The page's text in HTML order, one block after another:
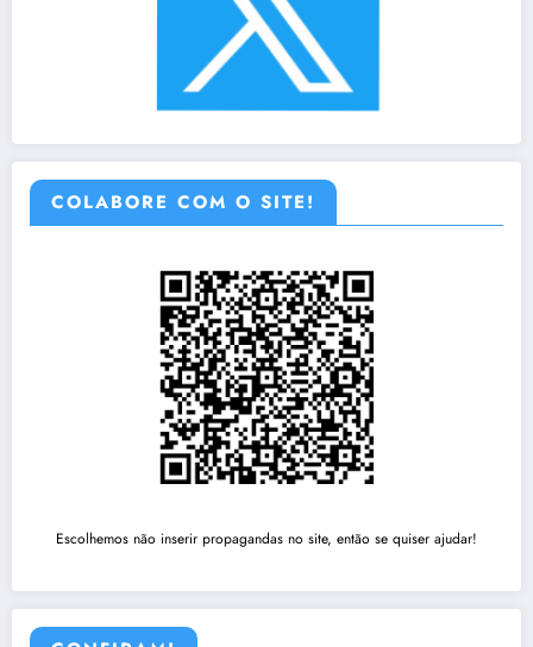
COLABORE COM O SITE!
Escolhemos não inserir propagandas no site, então se quiser ajudar!